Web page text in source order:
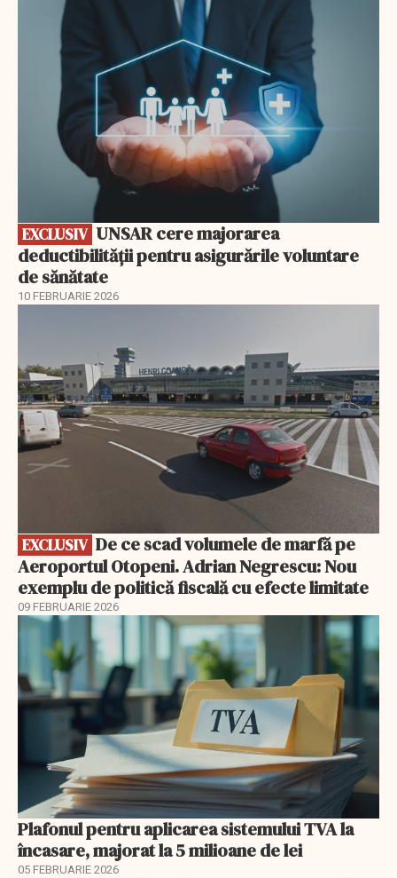
EXCLUSIV
EXCLUSIV
deductibilității pentru asigurările voluntare
de sănătate
10 FEBRUARIE 2026
EXCLUSIV
Aeroportul Otopeni. Adrian Negrescu: Nou
exemplu de politică fiscală cu efecte limitate
09 FEBRUARIE 2026
Plafonul pentru aplicarea sistemului TVA la
încasare, majorat la 5 milioane de lei
05 FEBRUARIE 2026